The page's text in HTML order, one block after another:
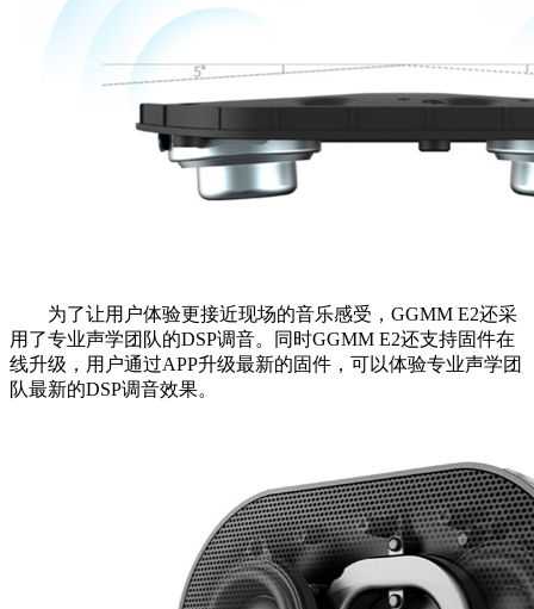
为了让用户体验更接近现场的音乐感受，GGMM E2还采
用了专业声学团队的DSP调音。同时GGMM E2还支持固件在
线升级，用户通过APP升级最新的固件，可以体验专业声学团
队最新的DSP调音效果。